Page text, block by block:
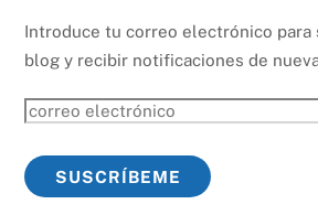
Introduce tu correo electrónico para
blog y recibir notificaciones de
correo
SUSCRÍBEME